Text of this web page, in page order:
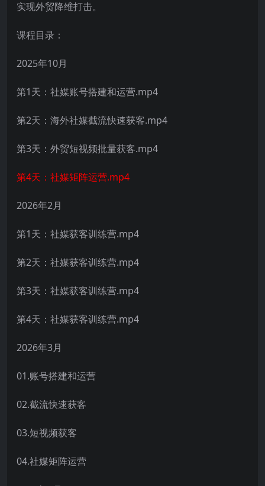
实现外贸降维打击。
课程目录：
2025年10月
第1天：社媒账号搭建和运营.mp4
第2天：海外社媒截流快速获客.mp4
第3天：外贸短视频批量获客.mp4
第4天：社媒矩阵运营.mp4
2026年2月
第1天：社媒获客训练营.mp4
第2天：社媒获客训练营.mp4
第3天：社媒获客训练营.mp4
第4天：社媒获客训练营.mp4
2026年3月
01.账号搭建和运营
02.截流快速获客
03.短视频获客
04.社媒矩阵运营